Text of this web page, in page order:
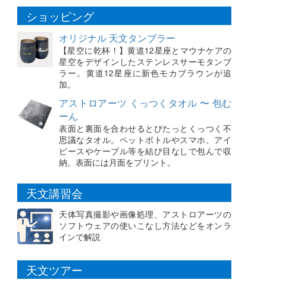
ショッピング
オリジナル 天文タンブラー
【星空に乾杯！】黄道12星座とマウナケアの
星空をデザインしたステンレスサーモタンブ
ラー。黄道12星座に新色モカブラウンが追
加。
アストロアーツ くっつくタオル 〜 包む
ーん
表面と裏面を合わせるとぴたっとくっつく不
思議なタオル。ペットボトルやスマホ、アイ
ピースやケーブル等を結び目なしで包んで収
納。表面には月面をプリント。
天文講習会
天体写真撮影や画像処理、アストロアーツの
ソフトウェアの使いこなし方法などをオンラ
インで解説
天文ツアー